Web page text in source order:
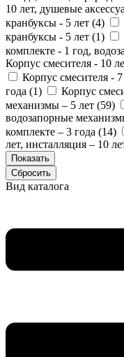
10 лет, душевые
кранбуксы - 5 лет (4)
кранбуксы - 5 лет (1)
комплекте - 1 год,
Корпус смесителя - 10
Корпус смесителя -
года (1)
Корпус
механизмы – 5 лет (59)
водозапорные
комплекте – 3 года (14)
лет, инсталляция – 10
Вид каталога